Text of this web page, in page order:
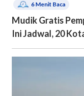
6 Menit Baca
Mudik Gratis
Ini Jadwal, 20
Pendaftarannya